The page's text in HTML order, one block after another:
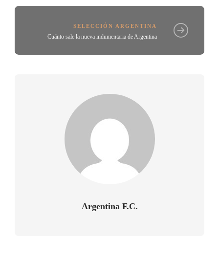
SELECCIÓN ARGENTINA
Cuánto sale la nueva indumentaria de Argentina
Argentina F.C.